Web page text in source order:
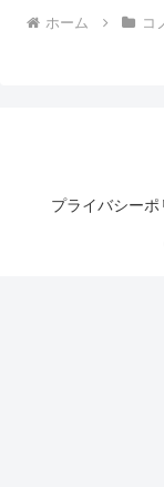
ホーム コ
プライバシーポ